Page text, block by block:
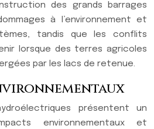
des grands barrages
à l’environnement et
tandis que les conflits
lorsque des terres agricoles
par les lacs de retenue.
présentent un
environnementaux et